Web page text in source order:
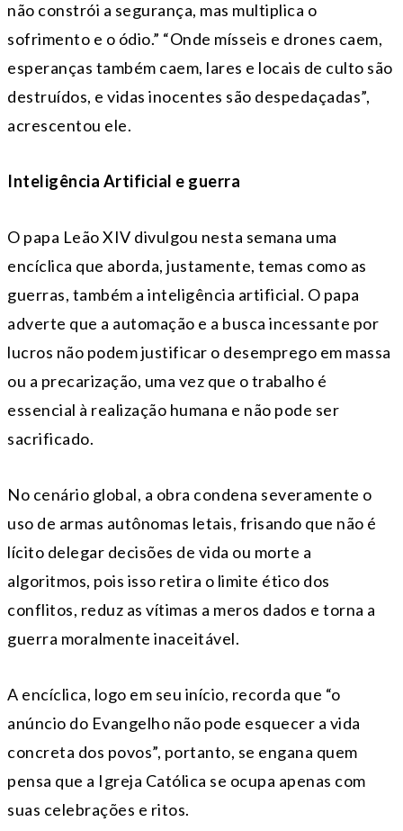
não constrói a segurança, mas multiplica o
sofrimento e o ódio.” “Onde mísseis e drones caem,
esperanças também caem, lares e locais de culto são
destruídos, e vidas inocentes são despedaçadas”,
acrescentou ele.
Inteligência Artificial e guerra
O papa Leão XIV divulgou nesta semana uma
encíclica que aborda, justamente, temas como as
guerras, também a inteligência artificial. O papa
adverte que a automação e a busca incessante por
lucros não podem justificar o desemprego em massa
ou a precarização, uma vez que o trabalho é
essencial à realização humana e não pode ser
sacrificado.
No cenário global, a obra condena severamente o
uso de armas autônomas letais, frisando que não é
lícito delegar decisões de vida ou morte a
algoritmos, pois isso retira o limite ético dos
conflitos, reduz as vítimas a meros dados e torna a
guerra moralmente inaceitável.
A encíclica, logo em seu início, recorda que “o
anúncio do Evangelho não pode esquecer a vida
concreta dos povos”, portanto, se engana quem
pensa que a Igreja Católica se ocupa apenas com
suas celebrações e ritos.